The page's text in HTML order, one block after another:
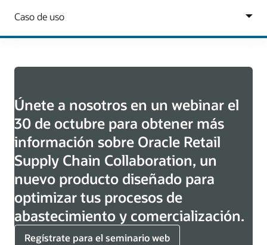
Únete a nosotros en un webinar el
30 de octubre para obtener más
información sobre Oracle Retail
Supply Chain Collaboration, un
nuevo producto diseñado para
optimizar tus procesos de
abastecimiento y comercialización.
Regístrate para el seminario web